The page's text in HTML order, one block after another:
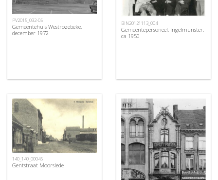
PV2015_032-05
Gemeentehuis Westrozebeke,
december 1972
BIN20121113_004
Gemeentepersoneel, Ingelmunster,
ca 1950
140_140_00045
Gentstraat Moorslede